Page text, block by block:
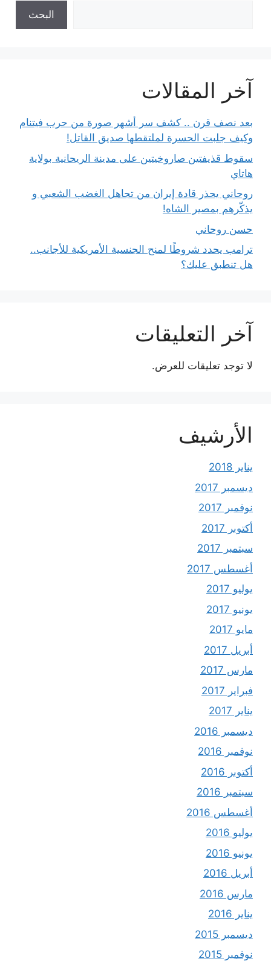
البحث
آخر المقالات
بعد نصف قرن .. كشف سر أشهر صورة من حرب فيتنام
وكيف جلبت الحسرة لملتقطها صديق القاتل!
سقوط قذيفتين صاروخيتين على مدينة الريحانية بولاية
هاتاي
روحاني يحذر قادة إيران من تجاهل الغضب الشعبي و
يذكّرهم بمصير الشاه!
حسن روحاني
ترامب يحدد شروطًا لمنح الجنسية الأمريكية للأجانب..
هل تنطبق عليك؟
آخر التعليقات
لا توجد تعليقات للعرض.
الأرشيف
يناير 2018
ديسمبر 2017
نوفمبر 2017
أكتوبر 2017
سبتمبر 2017
أغسطس 2017
يوليو 2017
يونيو 2017
مايو 2017
أبريل 2017
مارس 2017
فبراير 2017
يناير 2017
ديسمبر 2016
نوفمبر 2016
أكتوبر 2016
سبتمبر 2016
أغسطس 2016
يوليو 2016
يونيو 2016
أبريل 2016
مارس 2016
يناير 2016
ديسمبر 2015
نوفمبر 2015